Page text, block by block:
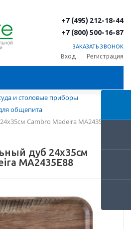
+7 (495) 212-18-44
+7 (800) 500-16-87
ЗАКАЗАТЬ ЗВОНОК
Вход Регистрация
и столовые приборы
общепита
Cambro Madeira MA2435E88
дуб 24х35см
MA2435E88